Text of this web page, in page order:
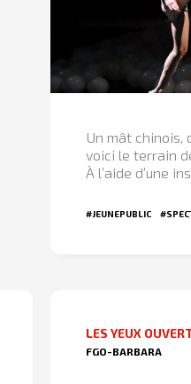
Un mât chinois,
voici le terrain
À l’aide d’une
#JEUNEPUBLIC
LES YEUX
FGO-BARBARA